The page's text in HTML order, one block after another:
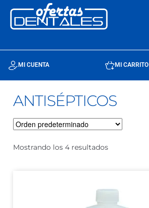
MI CUENTA MI CARRITO
ANTISÉPTICOS
Mostrando los 4 resultados